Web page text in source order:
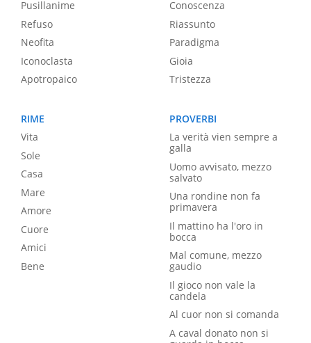
Pusillanime
Refuso
Neofita
Iconoclasta
Apotropaico
Conoscenza
Riassunto
Paradigma
Gioia
Tristezza
RIME
Vita
Sole
Casa
Mare
Amore
Cuore
Amici
Bene
PROVERBI
La verità vien sempre a
galla
Uomo avvisato, mezzo
salvato
Una rondine non fa
primavera
Il mattino ha l'oro in
bocca
Mal comune, mezzo
gaudio
Il gioco non vale la
candela
Al cuor non si comanda
A caval donato non si